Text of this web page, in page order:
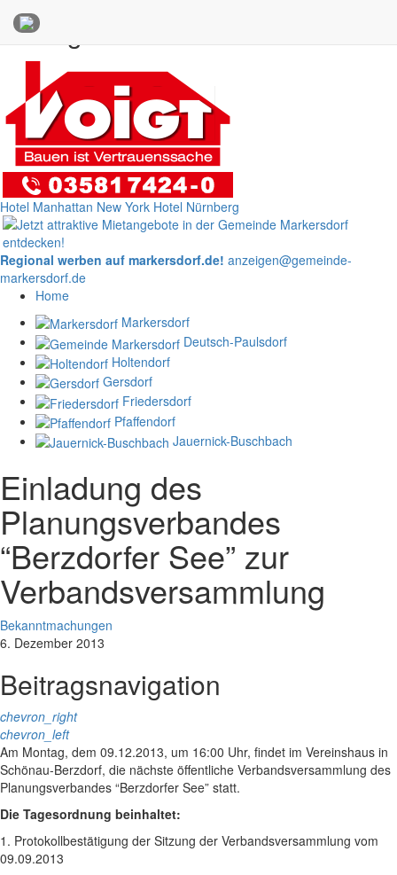
Anzeigen
Hotel Manhattan New York Hotel Nürnberg
Regional werben auf markersdorf.de! anzeigen@gemeinde-
markersdorf.de
Home
Markersdorf
Deutsch-Paulsdorf
Holtendorf
Gersdorf
Friedersdorf
Pfaffendorf
Jauernick-Buschbach
Einladung des
Planungsverbandes
“Berzdorfer See” zur
Verbandsversammlung
Bekanntmachungen
6. Dezember 2013
Beitragsnavigation
chevron_right
chevron_left
Am Montag, dem 09.12.2013, um 16:00 Uhr, findet im Vereinshaus in
Schönau-Berzdorf, die nächste öffentliche Verbandsversammlung des
Planungsverbandes “Berzdorfer See” statt.
Die Tagesordnung beinhaltet:
1. Protokollbestätigung der Sitzung der Verbandsversammlung vom
09.09.2013